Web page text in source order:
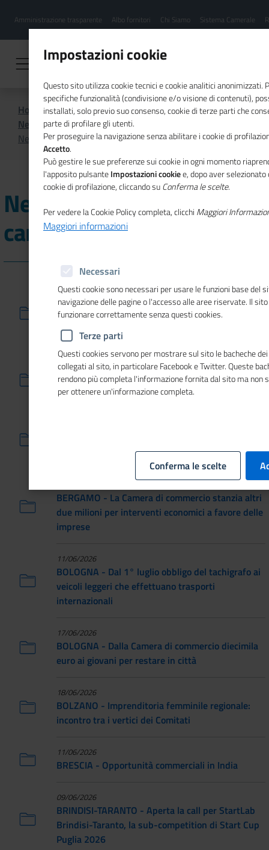
contenuto
Menu
hamburgher
Amministrazione trasparente Albo fornitori Chi Siamo Sistema Camerale
Home
Sistema Camerale
News dal sistema camerale
News dal sistema camerale - Giugno 2026
News dal sistema
camerale - Giugno 2026
12/06/2026
BARI - Concluso il primo corso ufficiale per la
formazione di capo panel degli oli vergini ed
extravergini di oliva
11/06/2026
BASILICATA - Imprenditoria femminile e ritorno al
Sud: al via ciclo di incontri
casi pratici di vantaggio competitivo
BERGAMO - La Camera di commercio stanzia altri
due milioni per interventi economici a favore delle
imprese
11/06/2026
BOLOGNA - Dal 1° luglio obbligo del tachigrafo ai
veicoli leggeri che effettuano trasporti
internazionali
17/06/2026
BOLOGNA - Dalla Camera di commercio diecimila
euro ai giovani per restare in città
18/06/2026
BOLZANO - Imprenditoria femminile regionale:
incontro tra i vertici dei Comitati
11/06/2026
BRESCIA - Opportunità commerciali in India
09/06/2026
BRINDISI-TARANTO - Aperta la call per StartLab
Brindisi-Taranto, la sub-competition di Start Cup
Puglia 2026
Impostazioni cookie
Questo sito utilizza cookie tecnici e cookie analitici anonimizzati.
specifiche funzionalità (condivisione e/o visione di contenuti),
installati, solo previo suo consenso, cookie di terze parti che
parte di profilare gli utenti.
Per proseguire la navigazione senza abilitare i cookie di
Accetto.
Può gestire le sue preferenze sui cookie in ogni momento
l'apposito pulsanteImpostazioni cookiee, dopo aver
cookie di profilazione, cliccando suConferma le scelte.
Per vedere la Cookie Policy completa, clicchi Maggiori
Maggiori informazioni
Necessari
Questi cookie sono necessari per usare le funzioni base del
navigazione delle pagine o l'accesso alle aree riservate. Il
funzionare correttamente senza questi cookies.
Terze parti
Questi cookies servono per mostrare sul sito le bacheche
collegati al sito, in particolare Facebook e Twitter. Queste
rendono più completa l'informazione fornita dal sito ma non
per ottenere un'informazione completa.
Conferma le scelte